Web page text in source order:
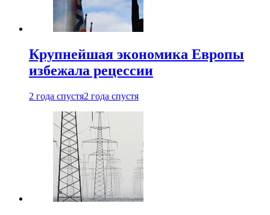
Крупнейшая экономика Европы
избежала рецессии
2 года спустя2 года спустя